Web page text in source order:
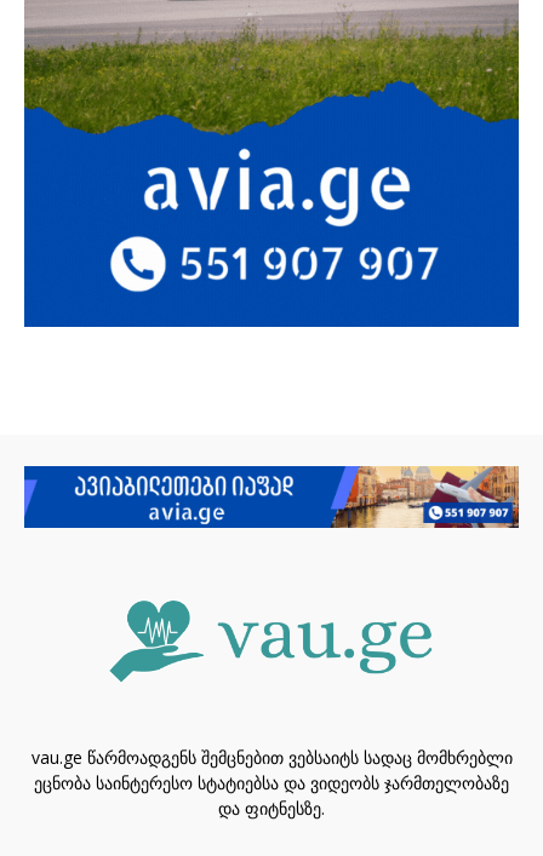
vau.ge წარმოადგენს შემცნებით ვებსაიტს სადაც მომხრებლი
ეცნობა საინტერესო სტატიებსა და ვიდეობს ჯარმთელობაზე
და ფიტნესზე.